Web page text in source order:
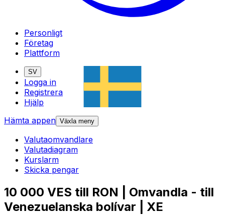
Personligt
Företag
Plattform
SV
Logga in
Registrera
Hjälp
Hämta appen Växla meny
Valutaomvandlare
Valutadiagram
Kurslarm
Skicka pengar
10 000 VES till RON | Omvandla - till
Venezuelanska bolívar | XE